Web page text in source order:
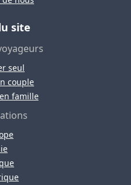
site
seul
couple
famille